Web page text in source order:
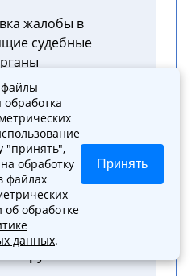
жалобы в
судебные
000 руб.
составлении
жалобы
файлы
обработка
"принять",
на обработку
файлах
обработке
данных.
Принять